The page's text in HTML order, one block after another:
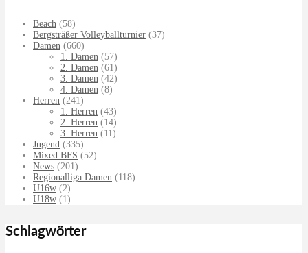
Beach (58)
Bergsträßer Volleyballturnier (37)
Damen (660)
1. Damen (57)
2. Damen (61)
3. Damen (42)
4. Damen (8)
Herren (241)
1. Herren (43)
2. Herren (14)
3. Herren (11)
Jugend (335)
Mixed BFS (52)
News (201)
Regionalliga Damen (118)
U16w (2)
U18w (1)
Schlagwörter